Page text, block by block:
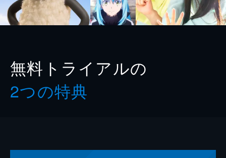
無料トライアルの
2つの特典